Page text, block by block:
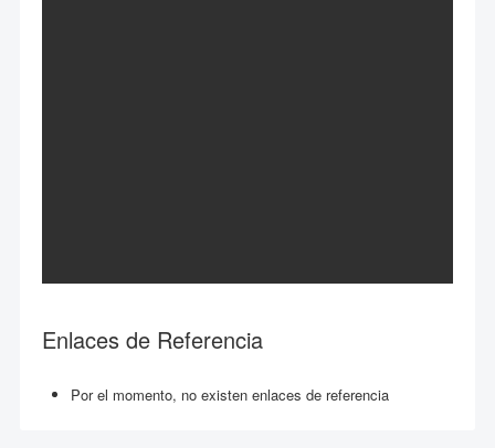
Enlaces de Referencia
Por el momento, no existen enlaces de referencia